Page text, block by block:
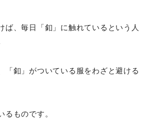
ば、毎日「釦」に触れているという人
「釦」がついている服をわざと避ける
るものです。